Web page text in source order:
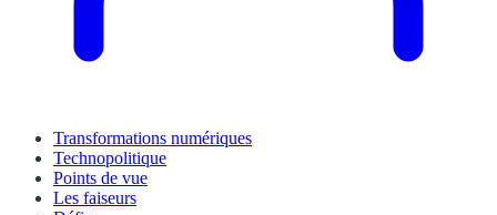
Transformations numériques
Technopolitique
Points de vue
Les faiseurs